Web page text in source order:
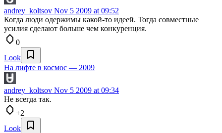
andrey_koltsov Nov 5 2009 at 09:52
Когда люди одержимы какой-то идеей. Тогда совместные
усилия сделают больше чем конкуренция.
0
Look
На лифте в космос — 2009
andrey_koltsov Nov 5 2009 at 09:34
Не всегда так.
+2
Look